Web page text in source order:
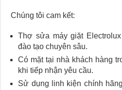
Chúng tôi cam kết:
Thợ sửa máy giặt
đào tạo chuyên sâu.
Có mặt tại nhà khách hàng
khi tiếp nhận yêu cầu.
Sử dụng linh kiện chính